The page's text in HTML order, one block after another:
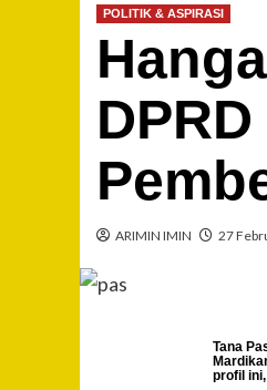
POLITIK & ASPIRASI
ARIMIN IMIN 27
Tana
profil